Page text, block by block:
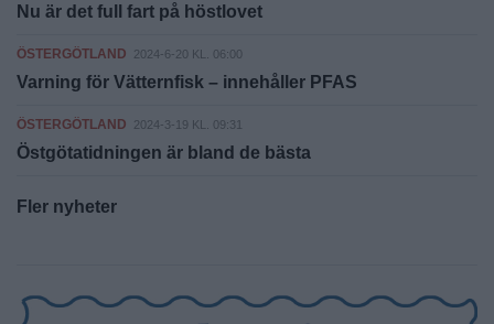
Nu är det full fart på höstlovet
ÖSTERGÖTLAND 2024-6-20 KL. 06:00
Varning för Vätternfisk – innehåller PFAS
ÖSTERGÖTLAND 2024-3-19 KL. 09:31
Östgötatidningen är bland de bästa
Fler nyheter